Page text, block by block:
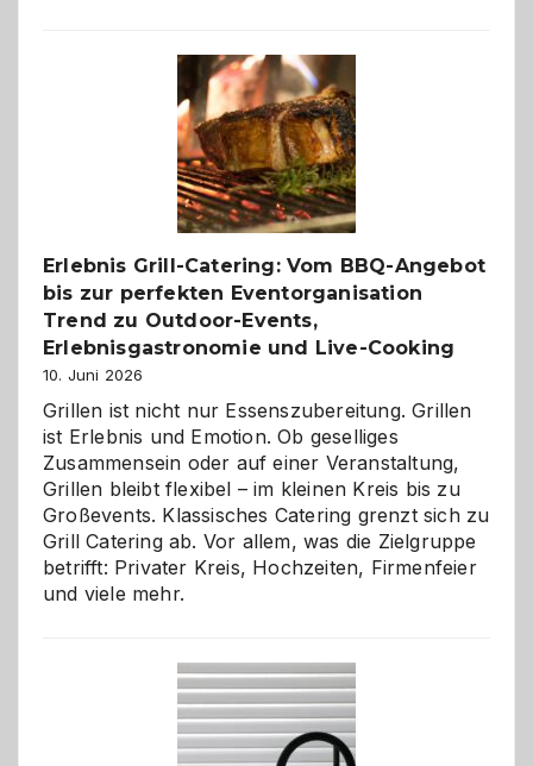
–
die
Gelegenheit,
neue
Reiseziele
zu
entdecken
Erlebnis Grill-Catering: Vom BBQ-Angebot
bis zur perfekten Eventorganisation
Trend zu Outdoor-Events,
Erlebnisgastronomie und Live-Cooking
10. Juni 2026
Grillen ist nicht nur Essenszubereitung. Grillen
ist Erlebnis und Emotion. Ob geselliges
Zusammensein oder auf einer Veranstaltung,
Grillen bleibt flexibel – im kleinen Kreis bis zu
Großevents. Klassisches Catering grenzt sich zu
Grill Catering ab. Vor allem, was die Zielgruppe
betrifft: Privater Kreis, Hochzeiten, Firmenfeier
und viele mehr.